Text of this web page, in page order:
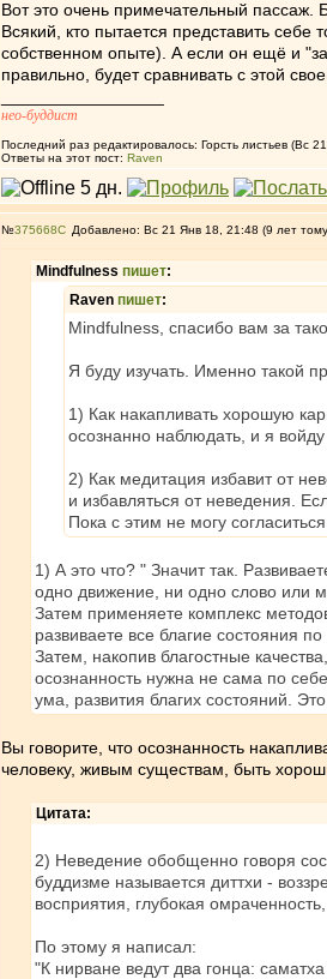
Вот это очень примечательный пассаж.
Всякий, кто пытается представить себе
собственном опыте). А если он ещё и
правильно, будет сравнивать с этой
нео-буддист
Последний раз редактировалось: Горсть листьев (Вс
Ответы на этот пост: Raven
№375668 Добавлено: Вс 21 Янв 18, 21:48 (9 лет
Mindfulness пишет:
Raven пишет:
Mindfulness, спасибо вам за
Я буду изучать. Именно такой
1) Как накапливать хорошую
осознанно наблюдать, и я
2) Как медитация избавит от
и избавляться от неведения.
Пока с этим не могу
1) А это что? " Значит так.
одно движение, ни одно слово или
Затем применяете комплекс
развиваете все благие состояния
Затем, накопив благостные
осознанность нужна не сама по
ума, развития благих состояний.
Вы говорите, что осознанность
человеку, живым существам, быть
Цитата:
2) Неведение обобщенно говоря
буддизме называется диттхи -
восприятия, глубокая
По этому я написал:
"К нирване ведут два гонца: